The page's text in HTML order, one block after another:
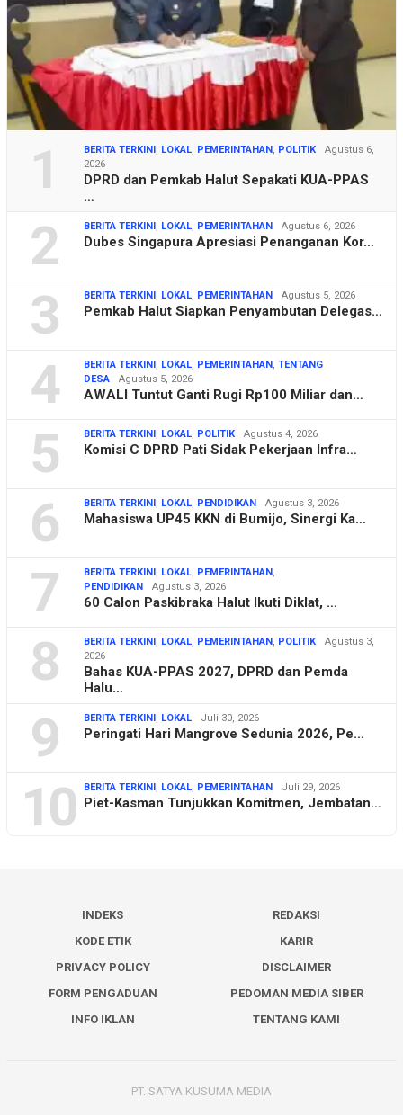
1 BERITA TERKINI, LOKAL, PEMERINTAHAN, POLITIK
Agustus 6,
2026
DPRD dan Pemkab Halut Sepakati KUA-PPAS
…
2 BERITA TERKINI, LOKAL, PEMERINTAHAN Agustus 6, 2026
Dubes Singapura Apresiasi Penanganan Kor…
3 BERITA TERKINI, LOKAL, PEMERINTAHAN Agustus 5, 2026
Pemkab Halut Siapkan Penyambutan Delegas…
4 BERITA TERKINI, LOKAL, PEMERINTAHAN, TENTANG
DESA
Agustus 5, 2026
AWALI Tuntut Ganti Rugi Rp100 Miliar dan…
5 BERITA TERKINI, LOKAL, POLITIK Agustus 4, 2026
Komisi C DPRD Pati Sidak Pekerjaan Infra…
6 BERITA TERKINI, LOKAL, PENDIDIKAN Agustus 3, 2026
Mahasiswa UP45 KKN di Bumijo, Sinergi Ka…
7 BERITA TERKINI, LOKAL, PEMERINTAHAN,
PENDIDIKAN
Agustus 3, 2026
60 Calon Paskibraka Halut Ikuti Diklat, …
8 BERITA TERKINI, LOKAL, PEMERINTAHAN, POLITIK
Agustus 3,
2026
Bahas KUA-PPAS 2027, DPRD dan Pemda
Halu…
9 BERITA TERKINI, LOKAL Juli 30, 2026
Peringati Hari Mangrove Sedunia 2026, Pe…
10 BERITA TERKINI, LOKAL, PEMERINTAHAN Juli 29, 2026
Piet-Kasman Tunjukkan Komitmen, Jembatan…
INDEKS
REDAKSI
KODE ETIK
KARIR
PRIVACY POLICY
DISCLAIMER
FORM PENGADUAN
PEDOMAN MEDIA SIBER
INFO IKLAN
TENTANG KAMI
PT. SATYA KUSUMA MEDIA